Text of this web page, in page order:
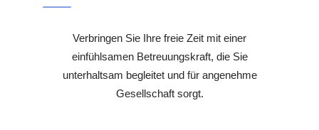
Verbringen Sie Ihre freie Zeit mit einer
einfühlsamen Betreuungskraft, die Sie
unterhaltsam begleitet und für angenehme
Gesellschaft sorgt.